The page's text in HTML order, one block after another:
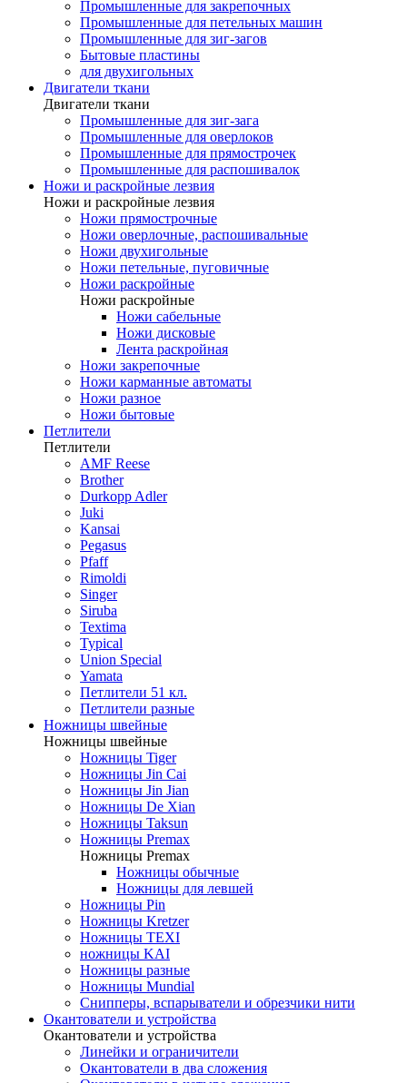
Промышленные для закрепочных
Промышленные для петельных машин
Промышленные для зиг-загов
Бытовые пластины
для двухигольных
Двигатели ткани
Двигатели ткани
Промышленные для зиг-зага
Промышленные для оверлоков
Промышленные для прямострочек
Промышленные для распошивалок
Ножи и раскройные лезвия
Ножи и раскройные лезвия
Ножи прямострочные
Ножи оверлочные, распошивальные
Ножи двухигольные
Ножи петельные, пуговичные
Ножи раскройные
Ножи раскройные
Ножи сабельные
Ножи дисковые
Лента раскройная
Ножи закрепочные
Ножи карманные автоматы
Ножи разное
Ножи бытовые
Петлители
Петлители
AMF Reese
Brother
Durkopp Adler
Juki
Kansai
Pegasus
Pfaff
Rimoldi
Singer
Siruba
Textima
Typical
Union Special
Yamata
Петлители 51 кл.
Петлители разные
Ножницы швейные
Ножницы швейные
Ножницы Tiger
Ножницы Jin Cai
Ножницы Jin Jian
Ножницы De Xian
Ножницы Taksun
Ножницы Premax
Ножницы Premax
Ножницы обычные
Ножницы для левшей
Ножницы Pin
Ножницы Kretzer
Ножницы TEXI
ножницы KAI
Ножницы разные
Ножницы Mundial
Снипперы, вспарыватели и обрезчики нити
Окантователи и устройства
Окантователи и устройства
Линейки и ограничители
Окантователи в два сложения